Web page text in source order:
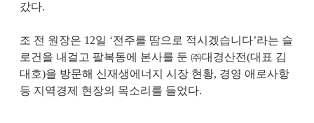
갔다.
조 전 원장은 12일 ‘전주를 땀으로 적시겠습니다’라는 슬
로건을 내걸고 팔복동에 본사를 둔 ㈜대경산전(대표 김
대호)을 방문해 신재생에너지 시장 현황, 경영 애로사항
등 지역경제 현장의 목소리를 들었다.